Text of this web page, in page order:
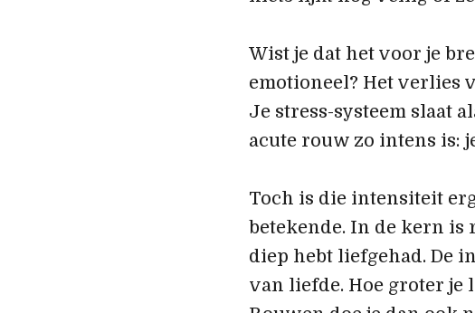
Wist je dat het voor je
emotioneel? Het verlies
Je stress-systeem slaat
acute rouw zo intens is:
Toch is die intensiteit
betekende. In de kern is
diep hebt liefgehad. De
van liefde. Hoe groter je